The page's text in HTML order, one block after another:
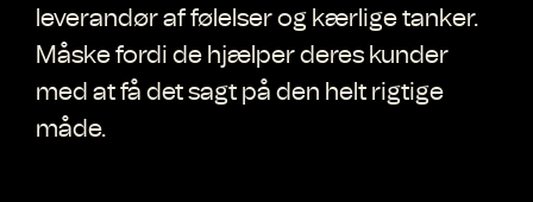
leverandør af følelser og kærlige tanker.
Måske fordi de hjælper deres kunder
med at få det sagt på den helt rigtige
måde.